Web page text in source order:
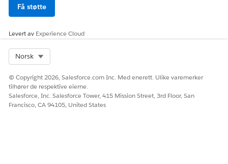
Fortsett med 4000 USD
Få støtte
Levert av Experience Cloud
Norsk
© Copyright 2026, Salesforce.com Inc. Med enerett. Ulike varemerker
tilhører de respektive eierne.
Salesforce, Inc. Salesforce Tower, 415 Mission Street, 3rd Floor, San
Francisco, CA 94105, United States